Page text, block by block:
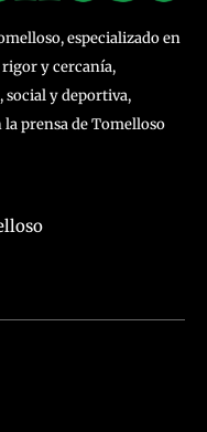
especializado en
y cercanía,
y deportiva,
prensa de Tomelloso